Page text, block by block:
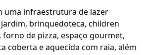
uma infraestrutura de lazer
brinquedoteca, children
de pizza, espaço gourmet,
coberta e aquecida com raia, além